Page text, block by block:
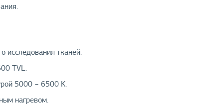
исследования тканей.
TVL.
5000 − 6500 K.
нагревом.